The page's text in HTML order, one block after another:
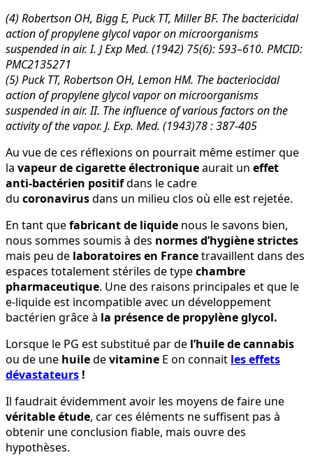
(4) Robertson OH, Bigg E, Puck TT, Miller BF. The bactericidal
action of propylene glycol vapor on microorganisms
suspended in air. I. J Exp Med. (1942) 75(6): 593–610. PMCID:
PMC2135271
(5) Puck TT, Robertson OH, Lemon HM. The bacteriocidal
action of propylene glycol vapor on microorganisms
suspended in air. II. The influence of various factors on the
activity of the vapor. J. Exp. Med. (1943)78 : 387-405
Au vue de ces réflexions on pourrait même estimer que
la vapeur de cigarette électroniqueaurait un effet
anti-bactérien positifdans le cadre
du coronavirusdans un milieu clos où elle est rejetée.
En tant quefabricant de liquide nous le savons bien,
nous sommes soumis à des normes d’hygiène strictes
mais peu de laboratoires en Francetravaillent dans des
espaces totalement stériles de typechambre
pharmaceutique. Une des raisons principales et que le
e-liquide est incompatible avec un développement
bactérien grâce à la présence de propylène glycol.
Lorsque le PG est substitué par de l’huile de cannabis
ou de une huiledevitamine E on connait les effets
dévastateurs !
Il faudrait évidemment avoir les moyens de faire une
véritable étude, car ces éléments ne suffisent pas à
obtenir une conclusion fiable, mais ouvre des
hypothèses.